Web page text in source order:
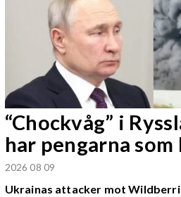
“Chockvåg” i
har pengarna som
2026 08 09
Ukrainas attacker mot